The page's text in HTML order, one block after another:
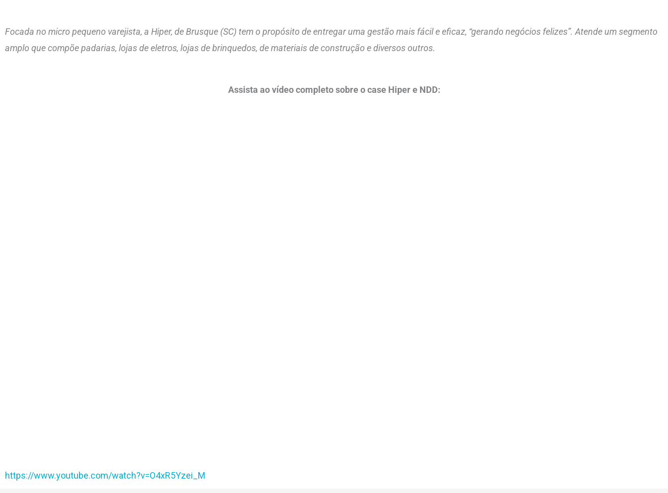
Focada no micro pequeno varejista, a Hiper, de Brusque (SC) tem o propósito de entregar uma gestão mais fácil e eficaz, “gerando negócios felizes”. Atende um segmento
amplo que compõe padarias, lojas de eletros, lojas de brinquedos, de materiais de construção e diversos outros.
Assista ao vídeo completo sobre o case Hiper e NDD:
https://www.youtube.com/watch?v=O4xR5Yzei_M